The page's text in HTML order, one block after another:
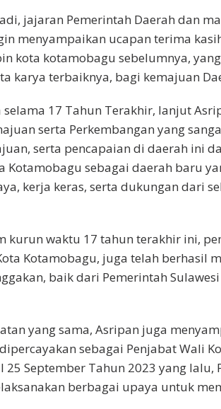
jajaran Pemerintah Daerah dan
menyampaikan ucapan terima
kota kotamobagu sebelumnya,
karya terbaiknya, bagi kemajuan
17 Tahun Terakhir, lanjut
serta Perkembangan yang
serta pencapaian di daerah ini
Kotamobagu sebagai daerah baru
kerja keras, serta dukungan dari
kurun waktu 17 tahun terakhir ini,
Kotamobagu, juga telah berhasil
baik dari Pemerintah
yang sama, Asripan juga
sebagai Penjabat Wali
September Tahun 2023 yang lalu,
berbagai upaya untuk